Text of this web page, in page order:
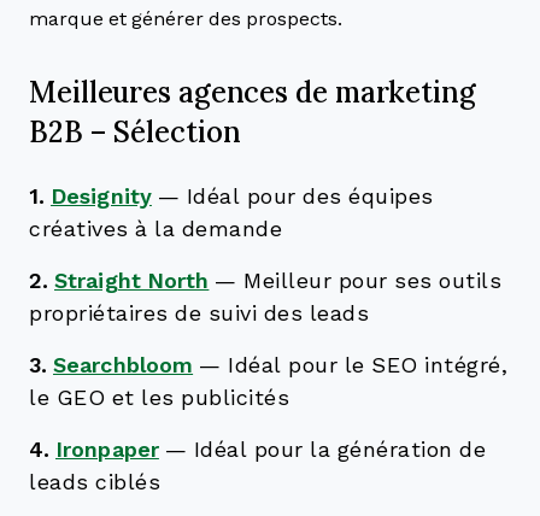
marque et générer des prospects.
Meilleures agences de marketing
B2B – Sélection
1. Designity — Idéal pour des équipes
créatives à la demande
2. Straight North — Meilleur pour ses outils
propriétaires de suivi des leads
3. Searchbloom — Idéal pour le SEO intégré,
le GEO et les publicités
4. Ironpaper — Idéal pour la génération de
leads ciblés